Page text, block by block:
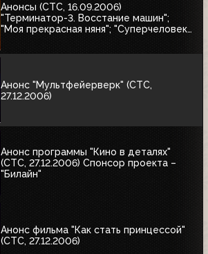
Анонсы (СТС, 16.09.2006)
"Терминатор-3. Восстание машин";
"Моя прекрасная няня"; "Суперчеловек.
Анонс "Мультфейерверк" (СТС,
27.12.2006)
Анонс программы "Кино в деталях"
(СТС, 27.12.2006) Спонсор проекта –
"Билайн"
Анонс фильма "Как стать принцессой"
(СТС, 27.12.2006)